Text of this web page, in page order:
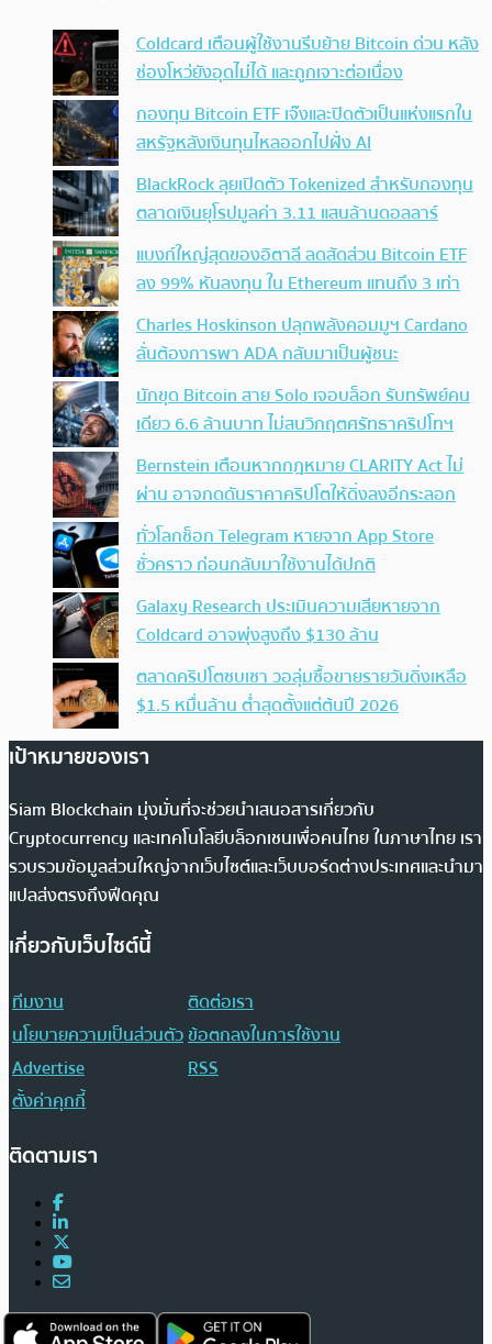
Coldcard เตือนผู้ใช้งานรีบย้าย Bitcoin ด่วน หลัง
ช่องโหว่ยังอุดไม่ได้ และถูกเจาะต่อเนื่อง
กองทุน Bitcoin ETF เจ๊งและปิดตัวเป็นแห่งแรกใน
สหรัฐหลังเงินทุนไหลออกไปฝั่ง AI
BlackRock ลุยเปิดตัว Tokenized สำหรับกองทุน
ตลาดเงินยุโรปมูลค่า 3.11 แสนล้านดอลลาร์
แบงก์ใหญ่สุดของอิตาลี ลดสัดส่วน Bitcoin ETF
ลง 99% หันลงทุน ใน Ethereum แทนถึง 3 เท่า
Charles Hoskinson ปลุกพลังคอมมูฯ Cardano
ลั่นต้องการพา ADA กลับมาเป็นผู้ชนะ
นักขุด Bitcoin สาย Solo เจอบล็อก รับทรัพย์คน
เดียว 6.6 ล้านบาท ไม่สนวิกฤตศรัทธาคริปโทฯ
Bernstein เตือนหากกฎหมาย CLARITY Act ไม่
ผ่าน อาจกดดันราคาคริปโตให้ดิ่งลงอีกระลอก
ทั่วโลกช็อก Telegram หายจาก App Store
ชั่วคราว ก่อนกลับมาใช้งานได้ปกติ
Galaxy Research ประเมินความเสียหายจาก
Coldcard อาจพุ่งสูงถึง $130 ล้าน
ตลาดคริปโตซบเซา วอลุ่มซื้อขายรายวันดิ่งเหลือ
$1.5 หมื่นล้าน ต่ำสุดตั้งแต่ต้นปี 2026
เป้าหมายของเรา
Siam Blockchain มุ่งมั่นที่จะช่วยนำเสนอสารเกี่ยวกับ
Cryptocurrency และเทคโนโลยีบล็อกเชนเพื่อคนไทย ในภาษาไทย เรา
รวบรวมข้อมูลส่วนใหญ่จากเว็บไซต์และเว็บบอร์ดต่างประเทศและนำมา
แปลส่งตรงถึงฟีดคุณ
เกี่ยวกับเว็บไซต์นี้
ทีมงาน
ติดต่อเรา
นโยบายความเป็นส่วนตัวข้อตกลงในการใช้งาน
Advertise
RSS
ตั้งค่าคุกกี้
ติดตามเรา